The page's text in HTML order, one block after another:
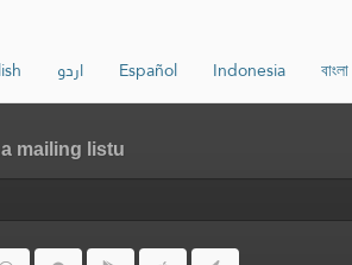
اردو Español Indonesia বাংলা
mailing listu